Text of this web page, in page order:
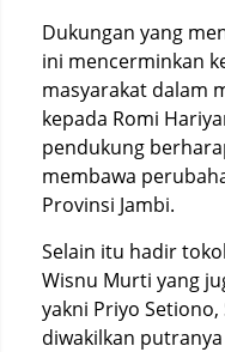
Dukungan yang
ini mencerminkan
masyarakat dalam
kepada Romi
pendukung
membawa
Provinsi Jambi.
Selain itu hadir
Wisnu Murti yang
yakni Priyo
diwakilkan